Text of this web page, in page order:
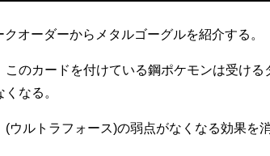
オーダーからメタルゴーグルを紹介する。
このカードを付けている鋼ポケモンは受け
なる。
(ウルトラフォース)の弱点がなくなる効果を